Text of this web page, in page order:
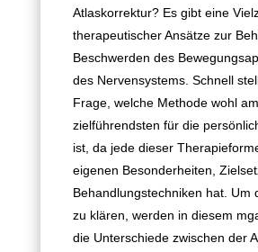
Atlaskorrektur? Es gibt eine
therapeutischer Ansätze zur
Beschwerden des
des Nervensystems. Schnell
Frage, welche Methode wohl am
zielführendsten für die
ist, da jede dieser
eigenen Besonderheiten,
Behandlungstechniken hat. Um
zu klären, werden in diesem
die Unterschiede zwischen der